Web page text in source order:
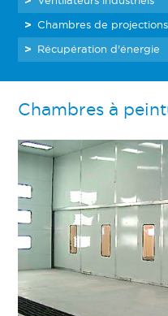
Chambres de
Récupération d'énergie
Chambres à